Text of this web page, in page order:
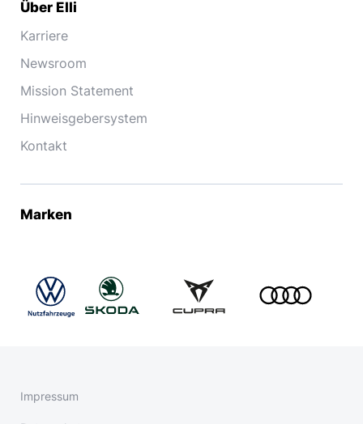
Über Elli
Karriere
Newsroom
Mission Statement
Hinweisgebersystem
Kontakt
Marken
Impressum